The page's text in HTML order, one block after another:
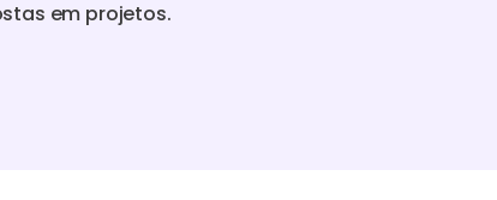
em projetos.